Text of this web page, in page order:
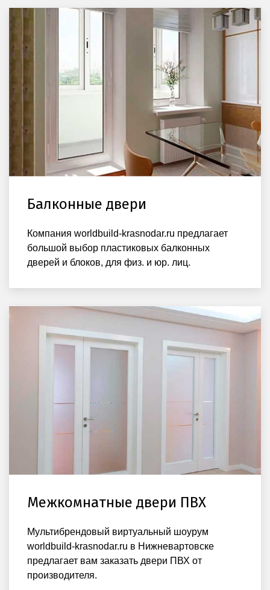
Балконные двери
Компания worldbuild-krasnodar.ru предлагает
большой выбор пластиковых балконных
дверей и блоков, для физ. и юр. лиц.
Межкомнатные двери ПВХ
Мультибрендовый виртуальный шоурум
worldbuild-krasnodar.ru в Нижневартовске
предлагает вам заказать двери ПВХ от
производителя.